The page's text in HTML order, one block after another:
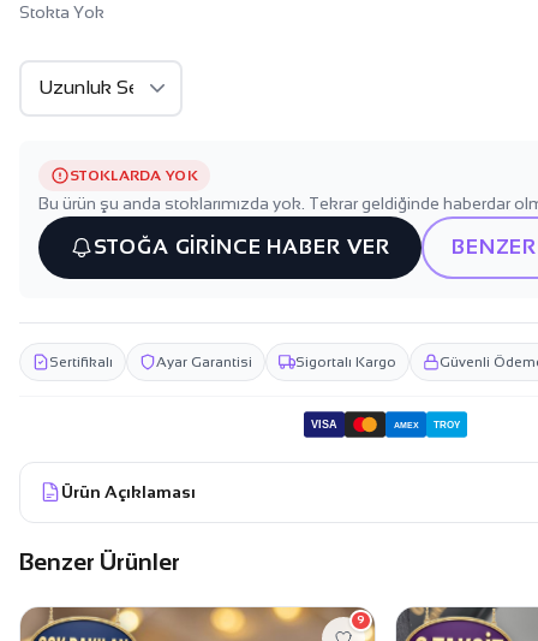
Stokta Yok
STOKLARDA YOK
Bu ürün şu anda stoklarımızda yok. Tekrar geldiğinde haberdar
STOĞA GİRİNCE HABER VER
Sertifikalı Ayar Garantisi Sigortalı Kargo Güvenli
VISA AMEX TROY
Ürün Açıklaması
Benzer Ürünler
9